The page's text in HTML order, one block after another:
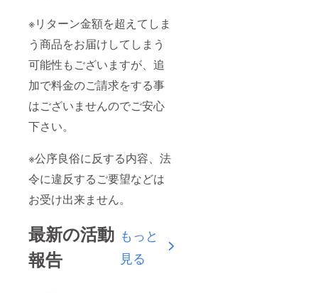
※リターン金額を超えてしま
う商品をお届けしてしまう
可能性もございますが、追
加で料金のご請求をする事
はございませんのでご安心
下さい。
※公序良俗に反する内容、法
令に違反するご要望などは
お受け出来ません。
最新の活動
報告
もっと
見る